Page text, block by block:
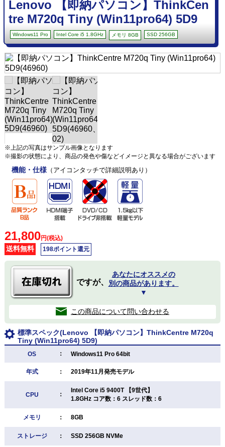
Lenovo 【即納パソコン】ThinkCen
tre M720q Tiny (Win11pro64) 5D9
Windows11 Pro Intel Core i5 1.8GHz メモリ 8GB SSD 256GB
※上記の写真はサンプル画像となります
※撮影の状態により、商品の発色や傷などイメージと異なる場合がございます
機能・仕様（アイコンタッチで詳細説明あり）
21,800円(税込)
送料無料 198ポイント還元
ですが、
あなたにオススメの
別の商品があります。
▼
この商品について問い合わせる
標準スペック(Lenovo 【即納パソコン】ThinkCentre M720q
Tiny (Win11pro64) 5D9)
OS ： Windows11 Pro 64bit
年式 ： 2019年11月発売モデル
CPU ：
Intel Core i5 9400T 【9世代】
1.8GHz コア数：6 スレッド数：6
メモリ ： 8GB
ストレージ ： SSD 256GB NVMe